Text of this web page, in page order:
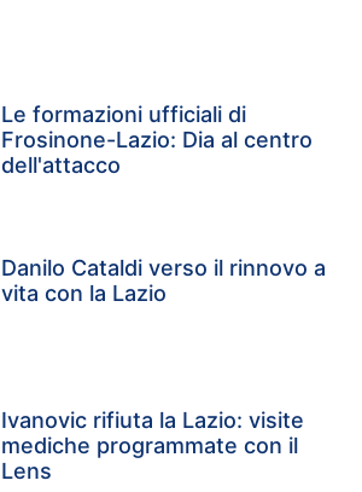
Le formazioni ufficiali di
Frosinone-Lazio: Dia al centro
dell'attacco
Danilo Cataldi verso il rinnovo a
vita con la Lazio
Ivanovic rifiuta la Lazio: visite
mediche programmate con il
Lens